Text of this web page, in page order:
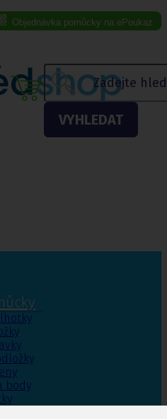
Objednávka pomůcky na ePoukaz
VYHLEDAT
body